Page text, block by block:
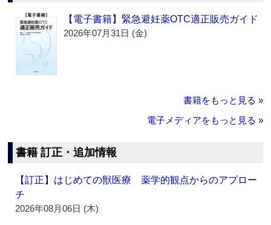
【電子書籍】緊急避妊薬OTC適正販売ガイド
2026年07月31日 (金)
書籍をもっと見る »
電子メディアをもっと見る »
書籍 訂正・追加情報
【訂正】はじめての獣医療 薬学的観点からのアプロー
チ
2026年08月06日 (木)